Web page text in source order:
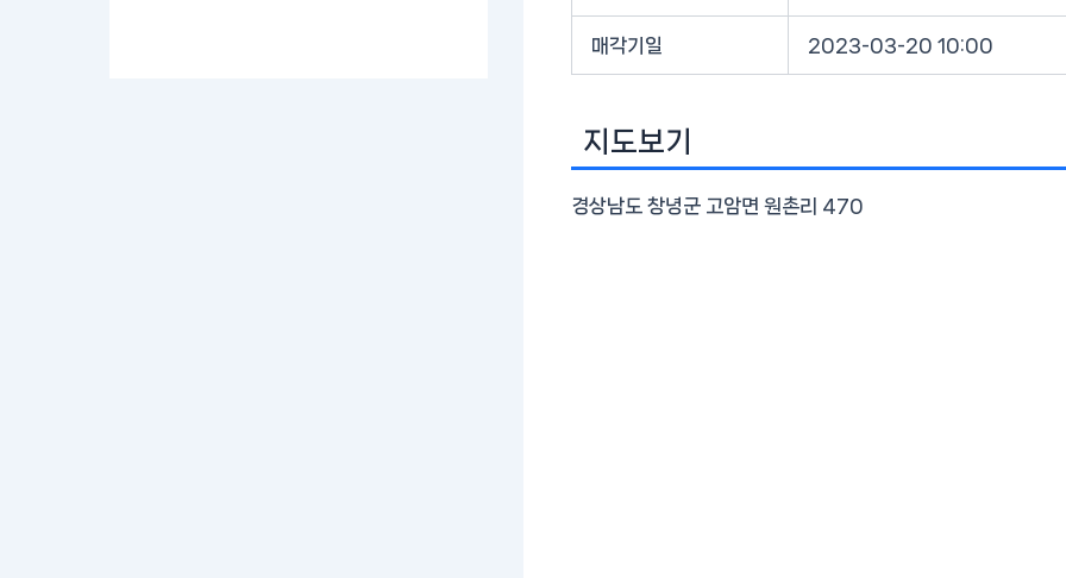
매각기일 2023-03-20 10:00
지도보기
경상남도 창녕군 고암면 원촌리 470